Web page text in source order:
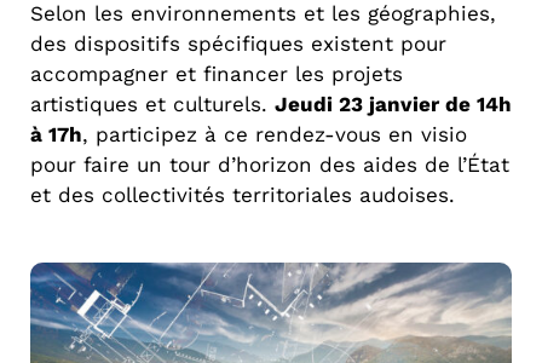
Selon les environnements et les géographies,
des dispositifs spécifiques existent pour
accompagner et financer les projets
artistiques et culturels. Jeudi 23 janvier de 14h
à 17h, participez à ce rendez-vous en visio
pour faire un tour d’horizon des aides de l’État
et des collectivités territoriales audoises.